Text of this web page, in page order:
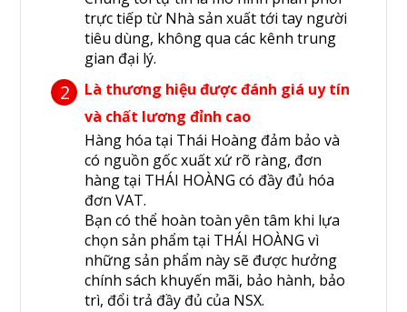
trực tiếp từ Nhà sản xuất tới tay người
tiêu dùng, không qua các kênh trung
gian đại lý.
2
Là thương hiệu được đánh giá uy tín
và chất lương đỉnh cao
Hàng hóa tại Thái Hoàng đảm bảo và
có nguồn gốc xuất xứ rõ ràng, đơn
hàng tại THÁI HOÀNG có đầy đủ hóa
đơn VAT.
Bạn có thể hoàn toàn yên tâm khi lựa
chọn sản phẩm tại THÁI HOÀNG vì
những sản phẩm này sẽ được hưởng
chính sách khuyến mãi, bảo hành, bảo
trì, đổi trả đầy đủ của NSX.